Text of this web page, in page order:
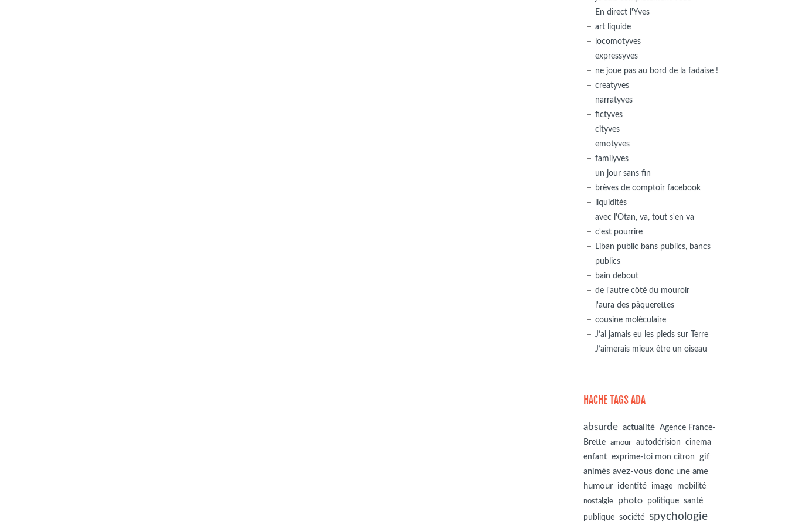
En direct l'Yves
art liquide
locomotyves
expressyves
ne joue pas au bord de la fadaise !
creatyves
narratyves
fictyves
cityves
emotyves
familyves
un jour sans fin
brèves de comptoir facebook
liquidités
avec l'Otan, va, tout s'en va
c'est pourrire
Liban public bans publics, bancs
publics
bain debout
de l'autre côté du mouroir
l'aura des pâquerettes
cousine moléculaire
J’ai jamais eu les pieds sur Terre
J’aimerais mieux être un oiseau
HACHE TAGS ADA
absurde actualité Agence France-
Brette
amour autodérision
cinema
enfant exprime-toi mon citron
gif
animés avez-vous donc une ame
humour identité image mobilité
nostalgie photo politique santé
publique société spychologie